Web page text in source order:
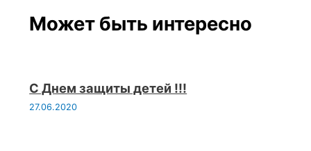
Может быть интересно
С Днем защиты детей !!!
27.06.2020